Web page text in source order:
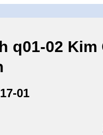
q01-02
01